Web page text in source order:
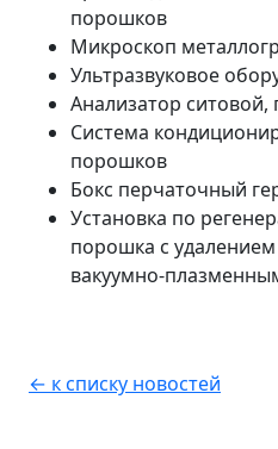
порошков
Микроскоп
Ультразвуковое
Анализатор ситовой,
Система
порошков
Бокс перчаточный
Установка по
порошка с
вакуумно-
← к списку новостей